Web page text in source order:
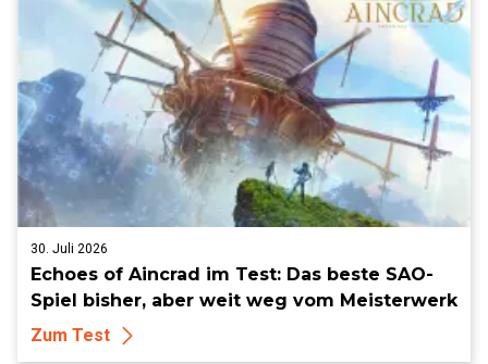
30. Juli 2026
Echoes of Aincrad im Test: Das beste SAO-
Spiel bisher, aber weit weg vom Meisterwerk
Zum Test